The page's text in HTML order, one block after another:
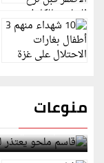
منوعات
قاسم ملحو يعتذر